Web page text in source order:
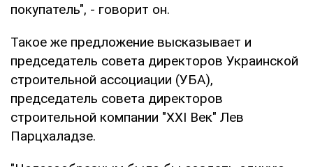
покупатель", - говорит он.
Такое же предложение высказывает и
председатель совета директоров Украинской
строительной ассоциации (УБА),
председатель совета директоров
строительной компании "XXI Век" Лев
Парцхаладзе.